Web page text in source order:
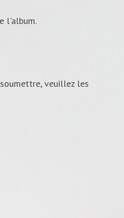
l'album.
veuillez les